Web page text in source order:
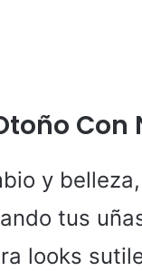
Con
y
tus
looks